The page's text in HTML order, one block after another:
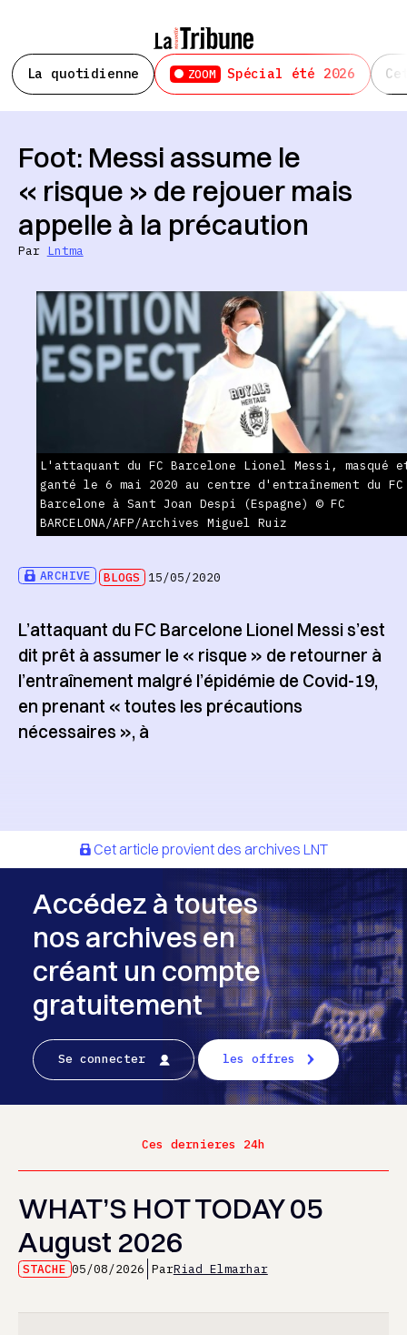
La quotidienne ZOOM Spécial été 2026
ARCHIVE BLOGS 15/05/2020
Foot: Messi assume le
« risque » de rejouer mais
appelle à la précaution
Par Lntma
L'attaquant du FC Barcelone Lionel Messi, masqué
ganté le 6 mai 2020 au centre d'entraînement du FC
Barcelone à Sant Joan Despi (Espagne) © FC
BARCELONA/AFP/Archives Miguel Ruiz
L’attaquant du FC Barcelone Lionel Messi s’est
dit prêt à assumer le « risque » de retourner à
l’entraînement malgré l’épidémie de Covid-19,
en prenant « toutes les précautions
nécessaires », à
Cet article provient des archives LNT
Accédez à toutes
nos archives en
créant un compte
gratuitement
Se connecter les offres
Ces dernieres 24h
WHAT’S HOT TODAY 05
August 2026
STACHE 05/08/2026 ParRiad Elmarhar